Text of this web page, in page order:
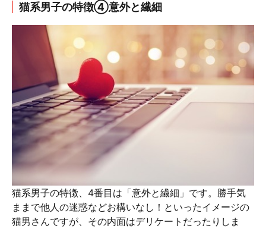
猫系男子の特徴④意外と繊細
猫系男子の特徴、4番目は「意外と繊細」です。勝手気
ままで他人の迷惑などお構いなし！といったイメージの
猫男さんですが、その内面はデリケートだったりしま